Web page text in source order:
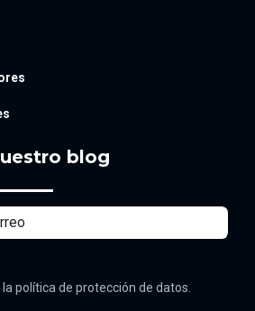
blog
política de protección de datos.